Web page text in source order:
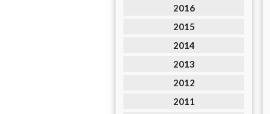
2016
2015
2014
2013
2012
2011